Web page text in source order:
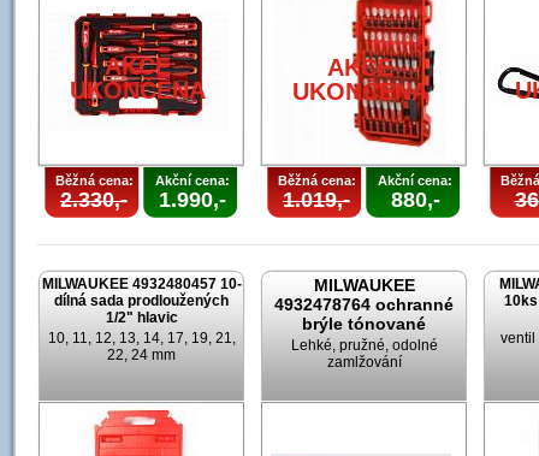
AKCE
UKONČENA
Běžná cena:
2.330,-
Akční cena:
1.990,-
AKCE
UKONČENA
Běžná cena:
1.019,-
Akční cena:
880,-
MILWAUKEE 4932480457 10-
dílná sada prodloužených
1/2" hlavic
10, 11, 12, 13, 14, 17, 19, 21,
22, 24 mm
MILWAUKEE
4932478764 ochranné
brýle tónované
Lehké, pružné, odolné
zamlžování
ventil